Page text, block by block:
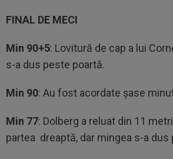
FINAL DE MECI
Min 90+5: Lovitură de cap a lui
s-a dus peste poartă.
Min 90: Au fost acordate șase
Min 77: Dolberg a reluat din 11
partea dreaptă, dar mingea s-a dus